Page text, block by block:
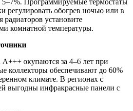
5–7%. Программируемые термостаты
регулировать обогрев ночью или в
радиаторов установите
комнатной температуры.
окупаются за 4–6 лет при
коллекторы обеспечивают до 60%
климате. В регионах с
выгодны инфракрасные панели с